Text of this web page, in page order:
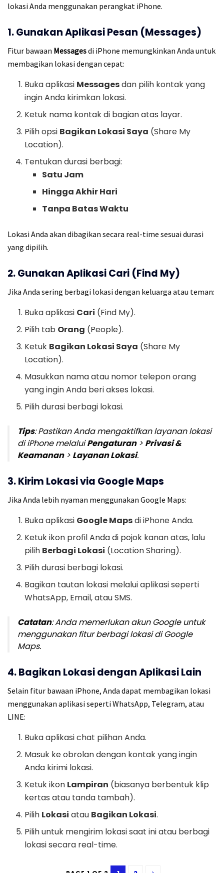
lokasi Anda menggunakan perangkat iPhone.
1. Gunakan Aplikasi Pesan (Messages)
Fitur bawaan Messagesdi iPhone memungkinkan Anda untuk
membagikan lokasi dengan cepat:
Buka aplikasi Messagesdan pilih kontak yang
ingin Anda kirimkan lokasi.
Ketuk nama kontak di bagian atas layar.
Pilih opsi Bagikan Lokasi Saya (Share My
Location).
Tentukan durasi berbagi:
Satu Jam
Hingga Akhir Hari
Tanpa Batas Waktu
Lokasi Anda akan dibagikan secara real-time sesuai durasi
yang dipilih.
2. Gunakan Aplikasi Cari (Find My)
Jika Anda sering berbagi lokasi dengan keluarga atau teman:
Buka aplikasi Cari (Find My).
Pilih tab Orang (People).
Ketuk Bagikan Lokasi Saya (Share My
Location).
Masukkan nama atau nomor telepon orang
yang ingin Anda beri akses lokasi.
Pilih durasi berbagi lokasi.
Tips: Pastikan Anda mengaktifkan layanan lokasi
di iPhone melaluiPengaturan> Privasi &
Keamanan> Layanan Lokasi.
3. Kirim Lokasi via Google Maps
Jika Anda lebih nyaman menggunakan Google Maps:
Buka aplikasi Google Mapsdi iPhone Anda.
Ketuk ikon profil Anda di pojok kanan atas, lalu
pilih Berbagi Lokasi (Location Sharing).
Pilih durasi berbagi lokasi.
Bagikan tautan lokasi melalui aplikasi seperti
WhatsApp, Email, atau SMS.
Catatan: Anda memerlukan akun Google untuk
menggunakan fitur berbagi lokasi di Google
Maps.
4. Bagikan Lokasi dengan Aplikasi Lain
Selain fitur bawaan iPhone, Anda dapat membagikan lokasi
menggunakan aplikasi seperti WhatsApp, Telegram, atau
LINE:
Buka aplikasi chat pilihan Anda.
Masuk ke obrolan dengan kontak yang ingin
Anda kirimi lokasi.
Ketuk ikon Lampiran (biasanya berbentuk klip
kertas atau tanda tambah).
Pilih Lokasi atau Bagikan Lokasi.
Pilih untuk mengirim lokasi saat ini atau berbagi
lokasi secara real-time.